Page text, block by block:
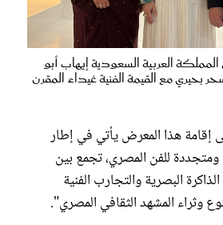
العربية السعودية إيهاب أبو
بحيري مع القيمة الفنية غيداء المقرن
هذا المعرض يأتي في إطار
للفن المصري، تجمع بين
البصرية والتجارب الفنية
وثراء المشهد الثقافي المصري".